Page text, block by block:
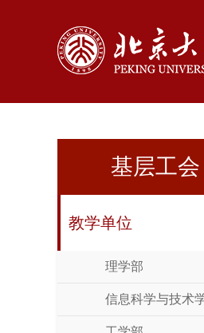
基层工会
教学单位
理学部
信息科学与技术